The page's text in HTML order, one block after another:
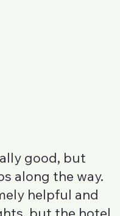
good, but
along the way.
helpful and